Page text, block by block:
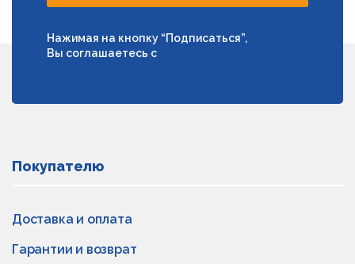
Нажимая на кнопку “Подписаться”,
Вы соглашаетесь с
Покупателю
Доставка и оплата
Гарантии и возврат